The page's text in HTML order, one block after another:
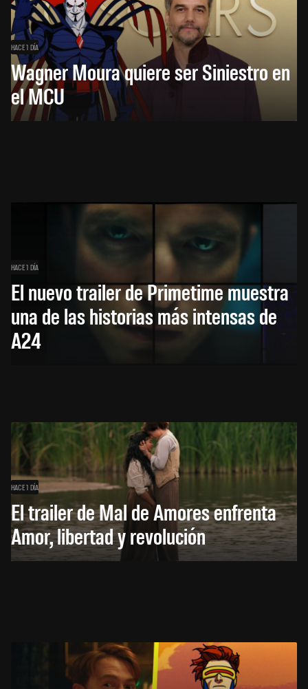
HACE 1 DÍA
Wagner Moura quiere ser Siniestro en
el MCU
HACE 1 DÍA
El nuevo trailer de Primetime muestra
una de las historias más intensas de
A24
HACE 1 DÍA
El trailer de Mal de Amores enfrenta
Amor, libertad y revolución